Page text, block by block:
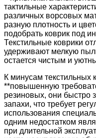
тактильные
различных ворсовых
разную плотность и
подобрать коврик под
Текстильные коврики
удерживают мелкую
остается чистым и
К минусам текстильных
**повышенную
резиновых, они быстро
запахи, что требует
использования
одним недостатком
при длительной